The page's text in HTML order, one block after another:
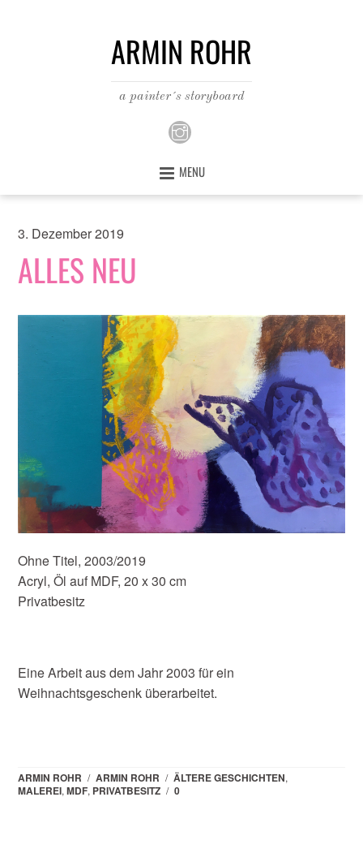
ARMIN ROHR
a painter´s storyboard
MENU
3. Dezember 2019
ALLES NEU
Ohne Titel, 2003/2019
Acryl, Öl auf MDF, 20 x 30 cm
Privatbesitz
Eine Arbeit aus dem Jahr 2003 für ein
Weihnachtsgeschenk überarbeitet.
ARMIN ROHR / ARMIN ROHR / ÄLTERE GESCHICHTEN,
MALEREI,MDF, PRIVATBESITZ / 0